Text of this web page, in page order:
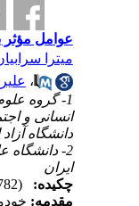
عوامل مؤثر
میترا سرابیان
،
1- گروه
انسانی و
دانشگاه آزاد
2- دانشگاه
ایران
چکیده:
مقدمه: